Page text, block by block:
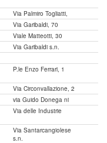
Via Palmiro Togliatti,
Via Garibaldi, 70
Viale Matteotti, 30
Via Garibaldi s.n.
P.le Enzo Ferrari, 1
Via Circonvallazione, 2
via Guido Donega ni
Via delle Industrie
Via Santarcangiolese
s.n.